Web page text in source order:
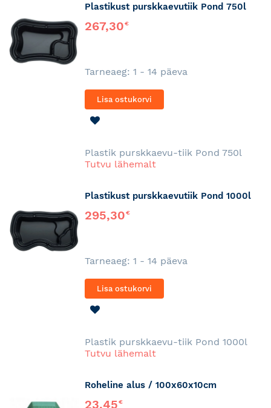
Plastikust purskkaevutiik Pond 750l
267,30€
Tarneaeg: 1 - 14 päeva
Lisa ostukorvi
Plastik purskkaevu-tiik Pond 750l
Tutvu lähemalt
Plastikust purskkaevutiik Pond 1000l
295,30€
Tarneaeg: 1 - 14 päeva
Lisa ostukorvi
Plastik purskkaevu-tiik Pond 1000l
Tutvu lähemalt
Roheline alus / 100x60x10cm
23,45€